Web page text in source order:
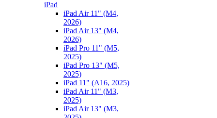
iPad
iPad Air 11" (M4,
2026)
iPad Air 13" (M4,
2026)
iPad Pro 11" (M5,
2025)
iPad Pro 13" (M5,
2025)
iPad 11" (A16, 2025)
iPad Air 11" (M3,
2025)
iPad Air 13" (M3,